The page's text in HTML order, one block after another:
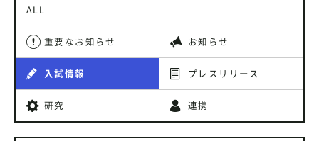
ALL
重要なお知らせ お知らせ
入試情報 プレスリリース
研究 連携